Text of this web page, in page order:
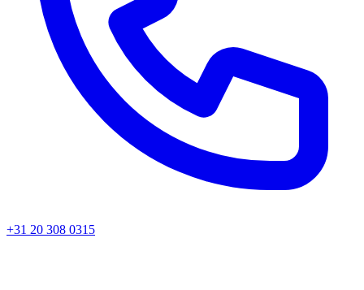
+31 20 308 0315